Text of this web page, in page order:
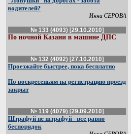
водителей?
Инна СЕРОВА
№ 133 (4093) [29.10.2010]
По ночной Казани в машине ДПС
№ 132 (4092) [27.10.2010]
Проезжайте быстрее, пока бесплатно
По воскресеньям на регистрацию проезд
закрыт
№ 119 (4079) [29.09.2010]
Штрафуй не штрафуй - все равно
беспорядок